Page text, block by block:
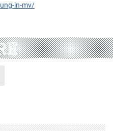
in-mv/